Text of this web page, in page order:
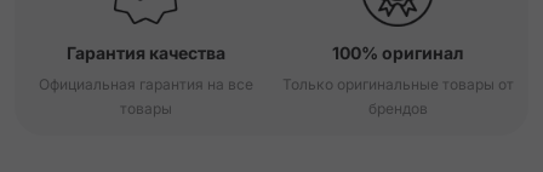
Гарантия качества
Официальная гарантия на все
товары
100% оригинал
Только оригинальные товары от
брендов